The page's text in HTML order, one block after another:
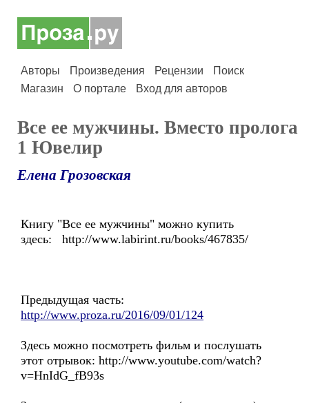
Авторы Произведения Рецензии
Поиск
Магазин
О портале Вход для авторов
Все ее мужчины. Вместо пролога
1 Ювелир
Елена Грозовская
Книгу "Все ее мужчины" можно купить
здесь: http://www.labirint.ru/books/467835/
Предыдущая часть:
http://www.proza.ru/2016/09/01/124
Здесь можно посмотреть фильм и послушать
этот отрывок: http://www.youtube.com/watch?
v=HnIdG_fB93s